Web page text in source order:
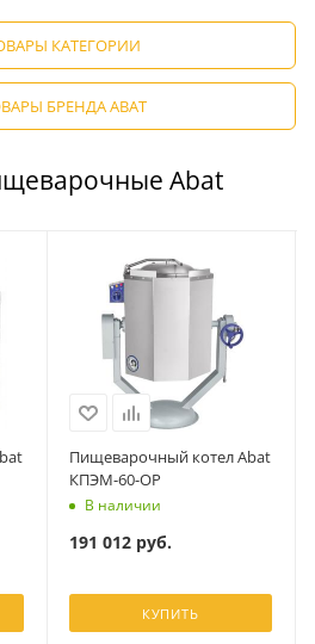
КАТЕГОРИИ
БРЕНДА ABAT
Abat
Пищеварочный котел Abat
КПЭМ-60-ОР
В наличии
191 012руб.
КУПИТЬ